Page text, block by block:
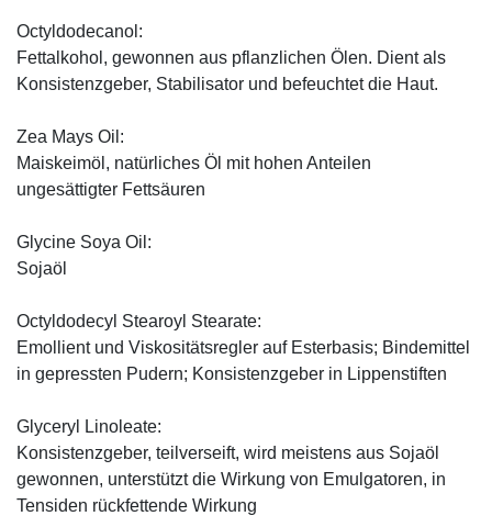
Octyldodecanol:
Fettalkohol, gewonnen aus pflanzlichen Ölen. Dient als
Konsistenzgeber, Stabilisator und befeuchtet die Haut.
Zea Mays Oil:
Maiskeimöl, natürliches Öl mit hohen Anteilen
ungesättigter Fettsäuren
Glycine Soya Oil:
Sojaöl
Octyldodecyl Stearoyl Stearate:
Emollient und Viskositätsregler auf Esterbasis; Bindemittel
in gepressten Pudern; Konsistenzgeber in Lippenstiften
Glyceryl Linoleate:
Konsistenzgeber, teilverseift, wird meistens aus Sojaöl
gewonnen, unterstützt die Wirkung von Emulgatoren, in
Tensiden rückfettende Wirkung